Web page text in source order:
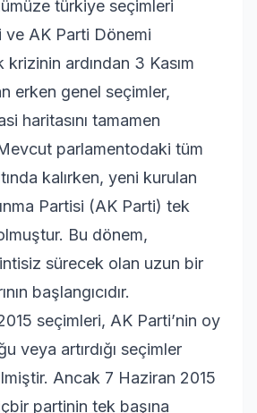
türkiye seçimleri
ve AK Parti Dönemi
ardından 3 Kasım
erken genel seçimler,
haritasını tamamen
parlamentodaki tüm
kalırken, yeni kurulan
Partisi (AK Parti) tek
Bu dönem,
sürecek olan uzun bir
başlangıcıdır.
seçimleri, AK Parti’nin oy
veya artırdığı seçimler
Ancak 7 Haziran 2015
partinin tek başına